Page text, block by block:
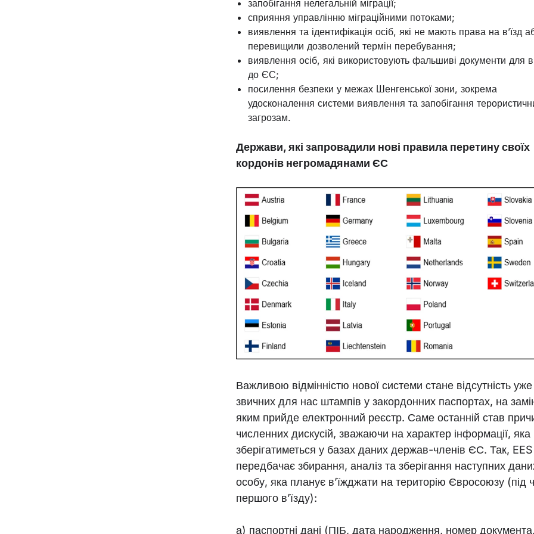
запобігання нелегальній міграції;
сприяння управлінню міграційними потоками;
виявлення та ідентифікація осіб, які не мають права на в’їзд
перевищили дозволений термін перебування;
виявлення осіб, які використовують фальшиві документи для
до ЄС;
посилення безпеки у межах Шенгенської зони, зокрема
удосконалення системи виявлення та запобігання
загрозам.
Держави, які запровадили нові правила перетину своїх
кордонів негромадянами ЄС
Важливою відмінністю нової системи стане відсутність уже
звичних для нас штампів у закордонних паспортах, на
яким прийде електронний реєстр. Саме останній став
численних дискусій, зважаючи на характер інформації, яка
зберігатиметься у базах даних держав-членів ЄС. Так, EES
передбачає збирання, аналіз та зберігання наступних
особу, яка планує в’їжджати на територію Євросоюзу (під
першого в’їзду):
а) паспортні дані (ПІБ, дата народження, номер